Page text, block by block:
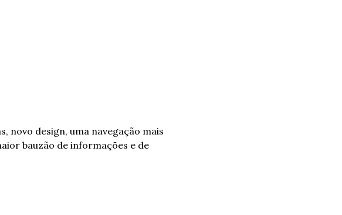
novo design, uma navegação mais
bauzão de informações e de